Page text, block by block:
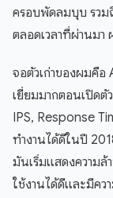
ครอบพัดลมบุบ รวม
ตลอดเวลาที่ผ่านม
จอตัวเก่าของผมคื
เยี่ยมมากตอนเปิดตั
IPS, Response
ทำงานได้ดีในปี
มันเริ่มแสดงความ
ใช้งานได้ดีและมีคว